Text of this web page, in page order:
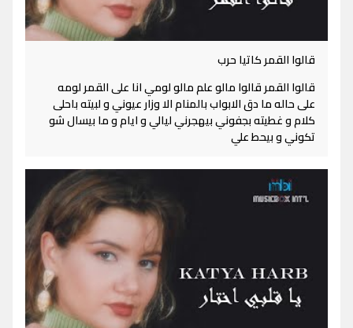
قالوا القمر كاتيا حرب
قالوا القمر قالوا مالو علم مالو لومي انا على القمر لومه
على حاله ما دق الابواب بالمنام الا وزار عيوني و لبيته باحلى
كلام و غطيته بجفوني بيهجرني ليالي و ايام و ما بيسال شو
تكوني و بيحط علي